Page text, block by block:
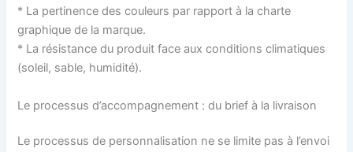
* La pertinence des couleurs par rapport à la charte
graphique de la marque.
* La résistance du produit face aux conditions climatiques
(soleil, sable, humidité).
Le processus d’accompagnement : du brief à la livraison
Le processus de personnalisation ne se limite pas à l’envoi